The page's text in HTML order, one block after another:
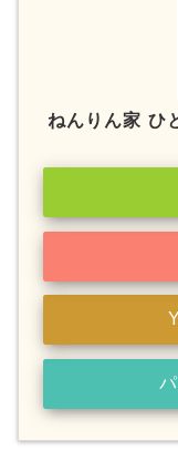
ねんりん家 ひ